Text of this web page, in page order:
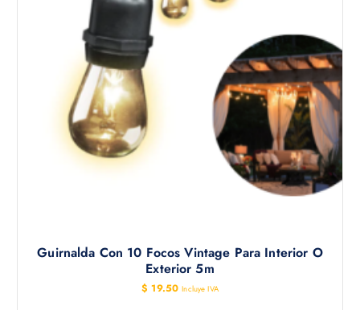
Guirnalda Con 10 Focos Vintage Para Interior O
Exterior 5m
$ 19.50 Incluye IVA